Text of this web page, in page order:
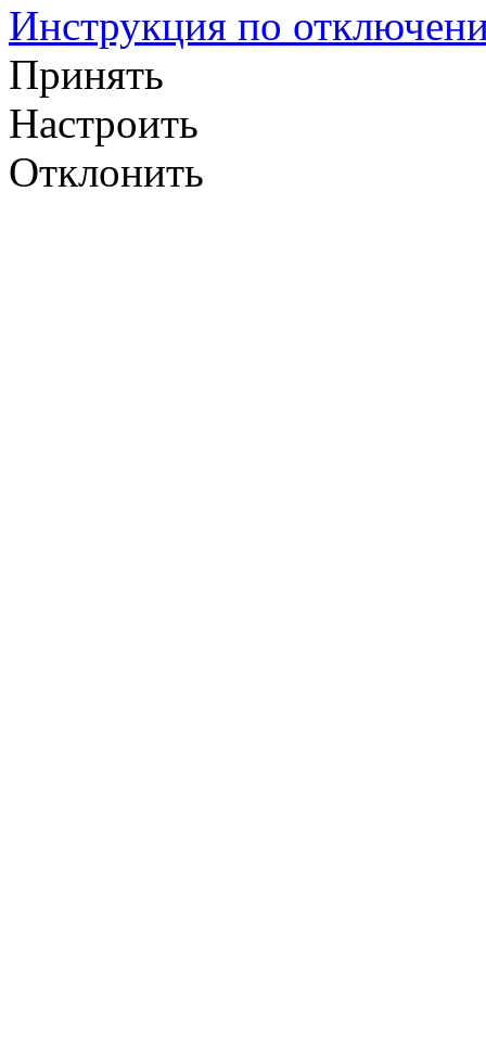
Инструкция по
Принять
Настроить
Отклонить